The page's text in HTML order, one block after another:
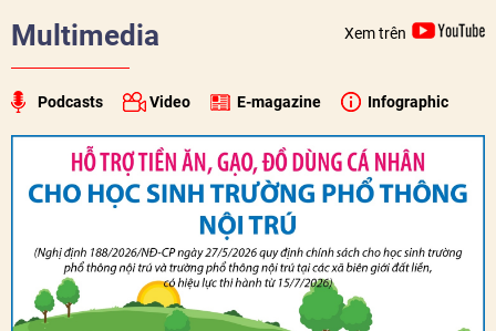
dân hai nước.
Multimedia Xem trên
Podcasts Video E-magazine Infographic